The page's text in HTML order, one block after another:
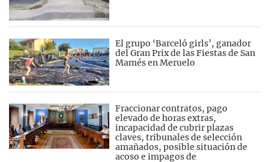
El grupo ‘Barceló girls’, ganador
del Gran Prix de las Fiestas de San
Mamés en Meruelo
Fraccionar contratos, pago
elevado de horas extras,
incapacidad de cubrir plazas
claves, tribunales de selección
amañados, posible situación de
acoso e impagos de